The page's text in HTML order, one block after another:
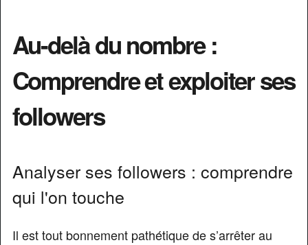
Au-delà du nombre :
Comprendre et exploiter ses
followers
Analyser ses followers : comprendre
qui l'on touche
Il est tout bonnement pathétique de s’arrêter au